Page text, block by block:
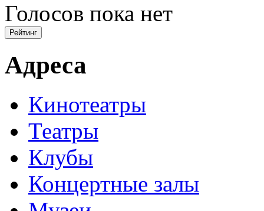
Голосов пока нет
Адреса
Кинотеатры
Театры
Клубы
Концертные залы